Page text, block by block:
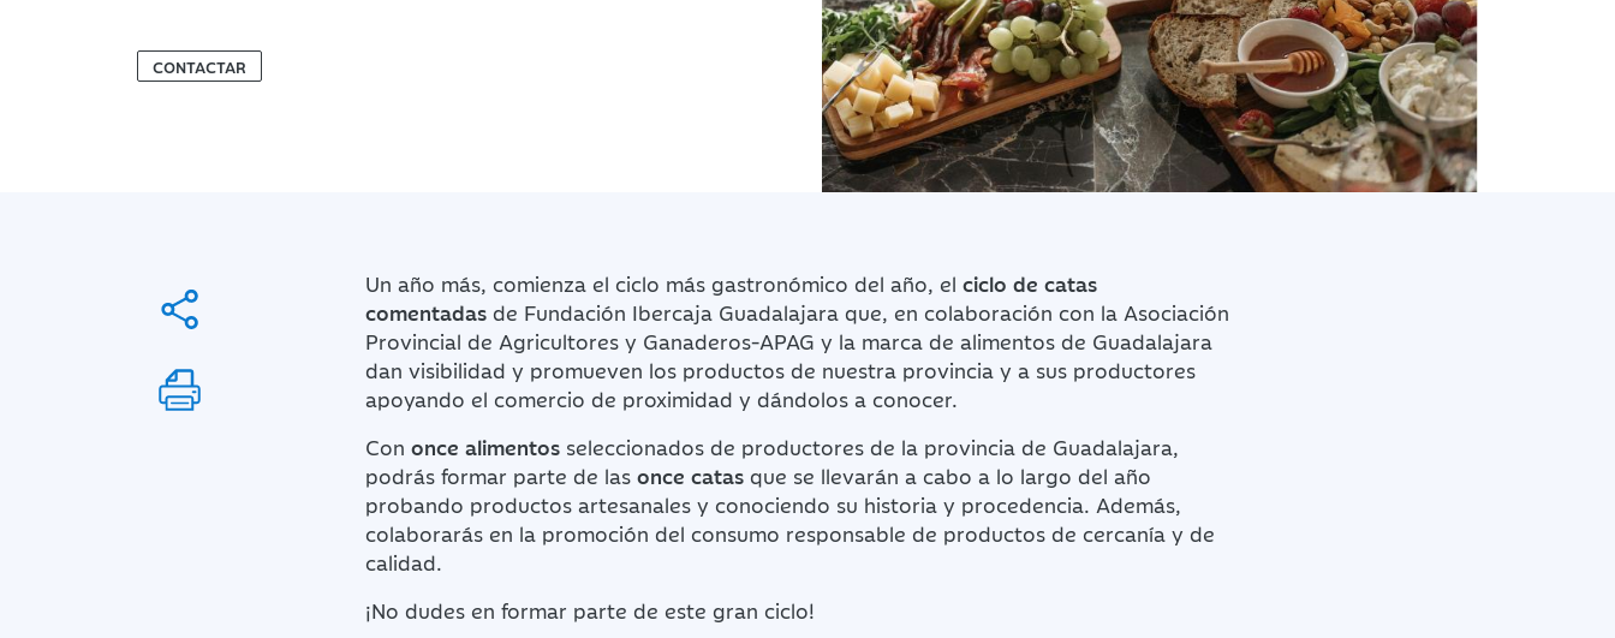
CONTACTAR
Un año más, comienza el ciclo más gastronómico del año, el ciclo de catas
comentadas de Fundación Ibercaja Guadalajara que, en colaboración con la Asociación
Provincial de Agricultores y Ganaderos-APAG y la marca de alimentos de Guadalajara
dan visibilidad y promueven los productos de nuestra provincia y a sus productores
apoyando el comercio de proximidad y dándolos a conocer.
Con once alimentos seleccionados de productores de la provincia de Guadalajara,
podrás formar parte de las once catas que se llevarán a cabo a lo largo del año
probando productos artesanales y conociendo su historia y procedencia. Además,
colaborarás en la promoción del consumo responsable de productos de cercanía y de
calidad.
¡No dudes en formar parte de este gran ciclo!